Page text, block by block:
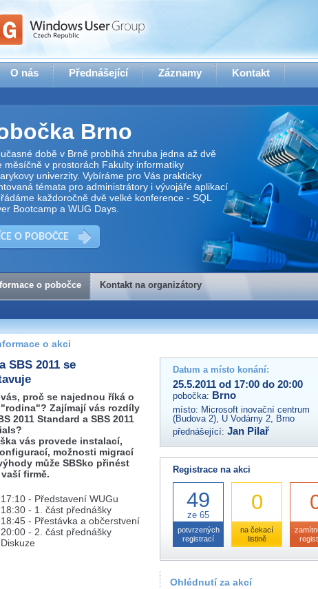
O nás Přednášející Záznamy Kontakt
Brno
době v Brně probíhá zhruba jedna až dvě
měsíčně v prostorách Fakulty informatiky
univerzity. Vybíráme pro Vás prakticky
témata pro administrátory i vývojáře aplikací
každoročně dvě velké konference - SQL
Bootcamp a WUG Days.
O POBOČCE
na organizátory
máte jakýkoliv dotaz na organizátory této akce,
neváhejte nás kontaktovat na e-mailu:
o pobočce Kontakt na organizátory
o akci
SBS 2011 se
proč se najednou říká o
"rodina"? Zajímají vás rozdíly
2011 Standard a SBS 2011
vás provede instalací,
možnosti migrací
může SBSko přinést
firmě.
- Představení WUGu
- 1. část přednášky
- Přestávka a občerstvení
- 2. část přednášky
Datum a místo konání:
25.5.2011 od 17:00 do 20:00
pobočka: Brno
místo: Microsoft inovační centrum
(Budova 2), U Vodárny 2, Brno
přednášející: Jan Pilař
Registrace na akci
49
ze 65
potvrzených
registrací
0
na čekací
listině
Ohlédnutí za akcí